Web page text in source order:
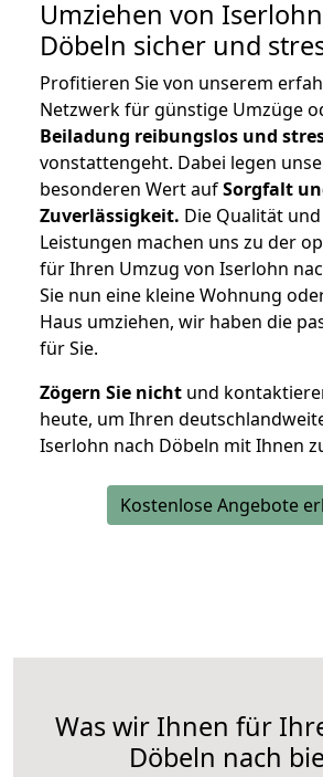
Umziehen von
Döbeln sicher und
Profitieren Sie von unserem
Netzwerk für günstige Umzüge
Beiladung reibungslos und
vonstattengeht. Dabei legen
besonderen Wert aufSorgfalt
Zuverlässigkeit. Die Qualität
Leistungen machen uns zu der
für Ihren Umzug von Iserlohn
Sie nun eine kleine Wohnung
Haus umziehen, wir haben die
für Sie.
Zögern Sie nicht und
heute, um Ihren
Iserlohn nach Döbeln mit Ihnen
Kostenlose Angebote
Was wir Ihnen für
Döbeln nach